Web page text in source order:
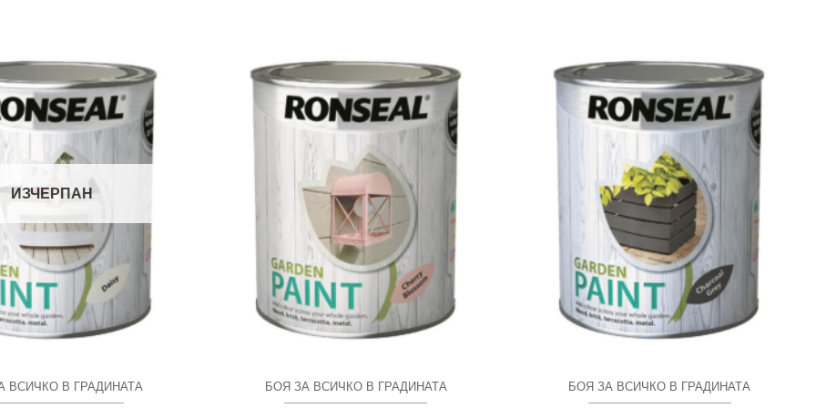
ИЗЧЕРПАН
ВСИЧКО В ГРАДИНАТА БОЯ ЗА ВСИЧКО В ГРАДИНАТА БОЯ ЗА ВСИЧКО В ГРАДИНАТА